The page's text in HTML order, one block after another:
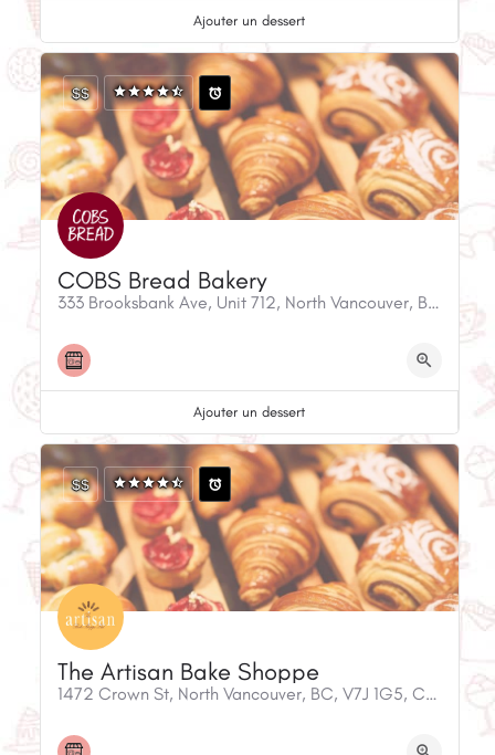
Ajouter un dessert
COBS Bread Bakery
333 Brooksbank Ave, Unit 712, North Vancouver, BC, V7J 3S8, Canada
$$
Ajouter un dessert
The Artisan Bake Shoppe
1472 Crown St, North Vancouver, BC, V7J 1G5, Canada
$$